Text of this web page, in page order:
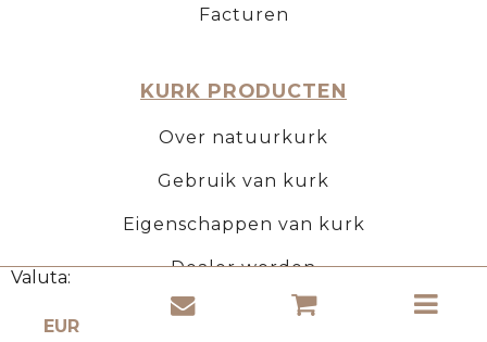
Valuta:
Facturen
KURK PRODUCTEN
Over natuurkurk
Gebruik van kurk
Eigenschappen van kurk
Dealer worden